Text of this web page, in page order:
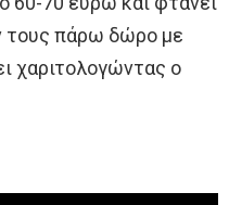
τους πάρω δώρο με
χαριτολογώντας ο